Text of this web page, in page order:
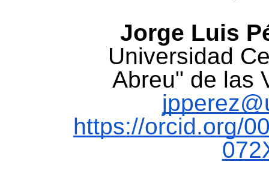
Jorge Luis
Universidad
Abreu" de las
https://orcid.org/